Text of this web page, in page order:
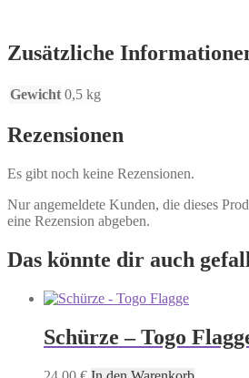
Zusätzliche
Gewicht 0,5 kg
Rezensionen
Es gibt noch keine Rezensionen.
Nur angemeldete Kunden, die dieses
eine Rezension abgeben.
Das könnte dir auch
Schürze – Togo